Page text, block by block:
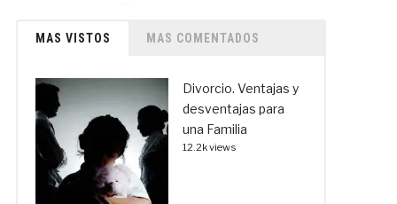
MAS VISTOS MAS COMENTADOS
Divorcio. Ventajas y
desventajas para
una Familia
12.2k views